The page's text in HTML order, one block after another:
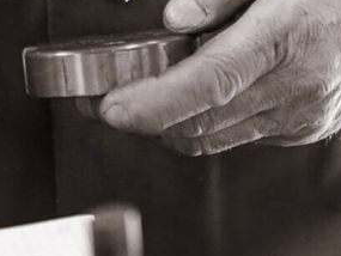
Outils d’emboutissage
Outils de coupe profil
Télécharger nos catalogues